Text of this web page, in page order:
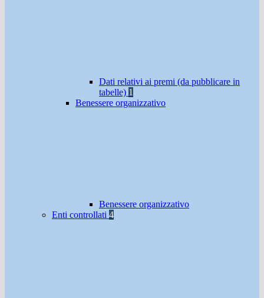
Dati relativi ai premi (da pubblicare in
tabelle) 1
Benessere organizzativo
Benessere organizzativo
Enti controllati 4